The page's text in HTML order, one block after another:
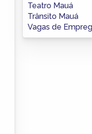
Teatro Mauá
Trânsito Mauá
Vagas de